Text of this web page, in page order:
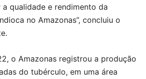
a qualidade e rendimento da
no Amazonas”, concluiu o
o Amazonas registrou a produção
do tubérculo, em uma área